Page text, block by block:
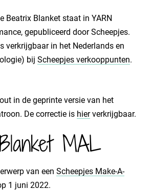
Beatrix Blanket staat in YARN
gepubliceerd door Scheepjes.
verkrijgbaar in het Nederlands en
bij Scheepjes verkooppunten.
in de geprinte versie van het
De correctie is hierverkrijgbaar.
MAL
van een Scheepjes Make-A-
1 juni 2022.